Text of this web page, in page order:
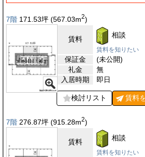
7階 171.53坪 (567.03m2)
賃料 相談
賃料を知りたい
保証金
(未公開)
礼金
無
入居時期
即日
検討リスト 賃料
7階 276.87坪 (915.28m2)
賃料 相談
賃料を知りたい